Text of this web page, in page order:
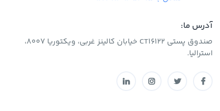
آدرس ما:
صندوق پستی CT16122 خیابان کالینز غربی، ویکتوریا 8007،
استرالیا.